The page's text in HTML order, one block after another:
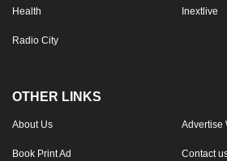
Health Inextlive
Radio City
OTHER LINKS
About Us Advertise
Book Print Ad Contact